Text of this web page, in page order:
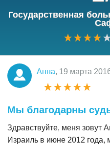
Государственная
Анна, 19 марта
Мы благодарны
Здравствуйте, меня зовут
Израиль в июне 2012 года,